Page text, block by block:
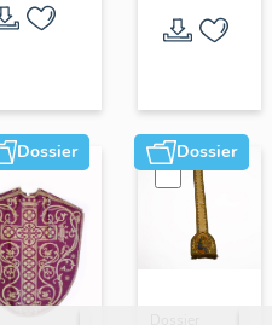
bourse
de
:
ornement
rouge
Dossier Dossier